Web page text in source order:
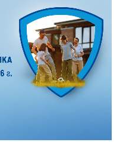
книга, вземи си
с други читатели
GoGo,